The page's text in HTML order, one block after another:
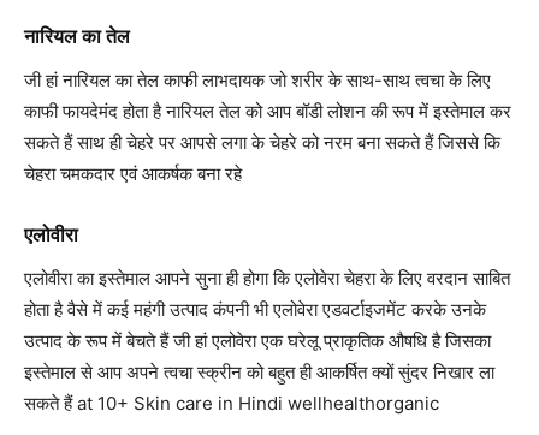
नारियल का तेल
जी हां नारियल का तेल काफी लाभदायक जो शरीर के साथ-साथ त्वचा के लिए
काफी फायदेमंद होता है नारियल तेल को आप बॉडी लोशन की रूप में इस्तेमाल कर
सकते हैं साथ ही चेहरे पर आपसे लगा के चेहरे को नरम बना सकते हैं जिससे कि
चेहरा चमकदार एवं आकर्षक बना रहे
एलोवीरा
एलोवीरा का इस्तेमाल आपने सुना ही होगा कि एलोवेरा चेहरा के लिए वरदान साबित
होता है वैसे में कई महंगी उत्पाद कंपनी भी एलोवेरा एडवर्टाइजमेंट करके उनके
उत्पाद के रूप में बेचते हैं जी हां एलोवेरा एक घरेलू प्राकृतिक औषधि है जिसका
इस्तेमाल से आप अपने त्वचा स्क्रीन को बहुत ही आकर्षित क्यों सुंदर निखार ला
सकते हैं at 10+ Skin care in Hindi wellhealthorganic